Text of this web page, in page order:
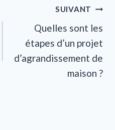
SUIVANT
Quelles sont les
étapes d’un projet
d’agrandissement de
maison ?